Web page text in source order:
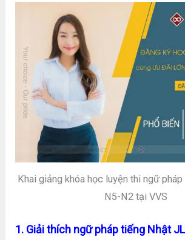
Khai giảng khóa học luyện thi ngữ
N5-N2 tại VVS
1. Giải thích ngữ pháp tiếng Nhật